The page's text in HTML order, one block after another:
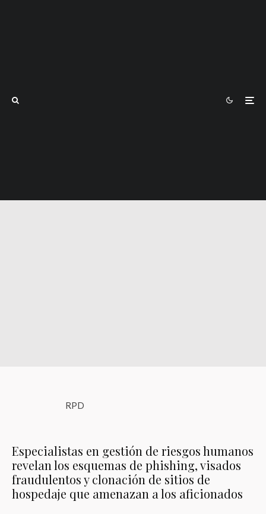
RPD
Especialistas en gestión de riesgos humanos
revelan los esquemas de phishing, visados
fraudulentos y clonación de sitios de
hospedaje que amenazan a los aficionados